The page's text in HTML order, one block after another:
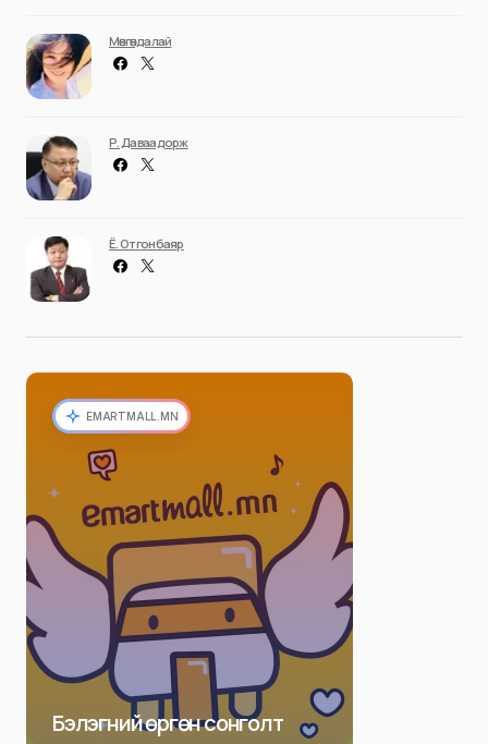
Мөнгөндалай
Р. Даваадорж
Ё. Отгонбаяр
EMARTMALL.MN
Бэлэгний өргөн сонголт